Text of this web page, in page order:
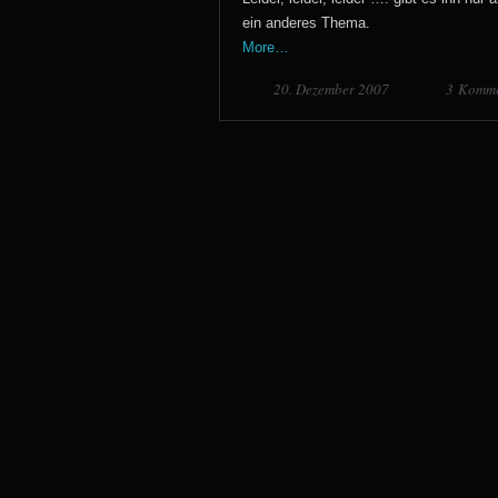
ein anderes Thema.
More…
20. Dezember 2007 3